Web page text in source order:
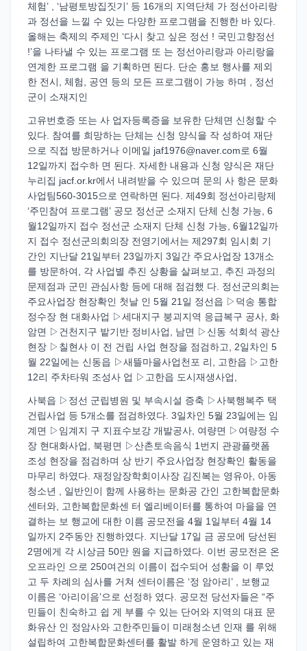
체험’ , ‘남평토방집짓기’ 등 16개의 지역단체 가 정선아리랑
과 정선을 느낄 수 있는 다양한 프로그램을 진행한 바 있다.
올해는 축제의 주제인 ‘다시 찾고 싶은 정선 ! 국민고향정선
!’을 나타낼 수 있는 프로그램 또 는 정선아리랑과 아리랑을
연계한 프로그램 을 기획하면 된다. 단순 홍보 행사를 제외
한 전시, 체험, 공연 등의 모든 프로그램이 가능 하며 , 정선
군이 소재지인
고유번호증 또는 사 업자등록증을 보유한 단체면 신청할 수
있다. 참여를 희망하는 단체는 신청 양식을 작 성하여 재단
으로 직접 방문하거나 이메일 jaf1976@naver.com로 6월
12일까지 접수하 면 된다. 자세한 내용과 신청 양식은 재단
누리집 jacf.or.kr에서 내려받을 수 있으며 문의 사 항은 문화
사업팀560-3015으로 연락하면 된다. 제49회 정선아리랑제
‘주민참여 프로그램’ 공모 정선군 소재지 단체 신청 가능, 6
월12일까지 접수 정선군 소재지 단체 신청 가능, 6월12일까
지 접수 정선군의회의장 전영기에서는 제297회 임시회 기
간인 지난달 21일부터 23일까지 3일간 주요사업장 13개소
를 방문하여, 각 사업별 추진 상황을 살펴보고, 추진 과정의
문제점과 군민 관심사항 등에 대해 점검했 다. 정선군의회는
주요사업장 현장확인 첫날 인 5월 21일 정선읍 ▷덕송 통합
정수장 현 대화사업 ▷세대지구 붕괴지역 응급복구 공사, 화
암면 ▷건천지구 밭기반 정비사업, 남면 ▷신동 석회석 광산
현장 ▷칠현사 이 전 건립 사업 현장을 점검하고, 2일차인 5
월 22일에는 신동읍 ▷새뜰마을사업천포 리, 고한읍 ▷고한
12리 주차타워 조성사 업 ▷고한읍 도시재생사업,
사북읍 ▷정선 군립병원 및 부속시설 증축 ▷사북행복주 택
건립사업 등 5개소를 점검하였다. 3일차인 5월 23일에는 임
계면 ▷임계지 구 지표수보강 개발공사, 여량면 ▷여량정 수
장 현대화사업, 북평면 ▷산촌토속음식 1번지 관광플랫폼
조성 현장을 점검하며 상 반기 주요사업장 현장확인 활동을
마무리 하였다. 재정암장학회이사장 김진복는 영유아, 아동
청소년 , 일반인이 함께 사용하는 문화공 간인 고한복합문화
센터와, 고한복합문화센 터 엘리베이터를 통하여 마을을 연
결하는 보 행교에 대한 이름 공모전을 4월 1일부터 4월 14
일까지 2주동안 진행하였다. 지난달 17일 금 공모에 당선된
2명에게 각 시상금 50만 원을 지급하였다. 이번 공모전은 온
오프라인 으로 250여건의 이름이 접수되어 성황을 이 루었
고 두 차례의 심사를 거쳐 센터이름은 ‘정 암아리’ , 보행교
이름은 ‘아리이음’으로 선정하 였다. 공모전 당선자들은 “주
민들이 친숙하고 쉽 게 부를 수 있는 단어와 지역의 대표 문
화유산 인 정암사와 고한주민들이 미래청소년 인재 를 위해
설립하여 고한복합문화센터를 활발 하게 운영하고 있는 재